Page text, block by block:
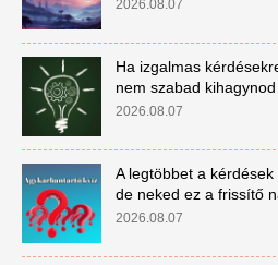
2026.08.07
Ha izgalmas
nem szabad kihagynod
2026.08.07
A legtöbbet a
de neked ez a frissítő
2026.08.07